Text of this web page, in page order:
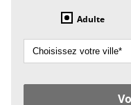
Adulte